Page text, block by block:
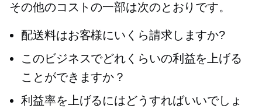
その他のコストの一部は次のとおりです。
配送料はお客様にいくら請求しますか?
このビジネスでどれくらいの利益を上げる
ことができますか？
利益率を上げるにはどうすればいいでしょ